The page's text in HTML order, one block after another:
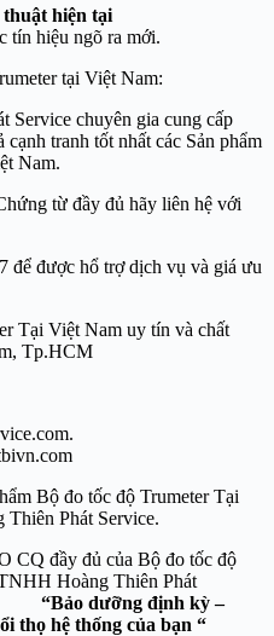
hiện tại
tín hiệu ngõ ra mới.
tại Việt Nam:
chuyên gia cung cấp
tranh tốt nhất các Sản phẩm
Nam.
từ đầy đủ hãy liên hệ với
để được hổ trợ dịch vụ và giá ưu
Tại Việt Nam uy tín và chất
Tp.HCM
Bộ đo tốc độ Trumeter Tại
Phát Service.
CQ đầy đủ của Bộ đo tốc độ
Hoàng Thiên Phát
“Bảo dưỡng định kỳ –
thọ hệ thống của bạn “